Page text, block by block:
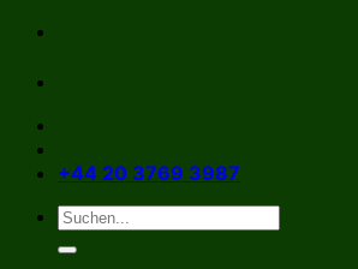
Zum
springen
+44 20 3769 3987